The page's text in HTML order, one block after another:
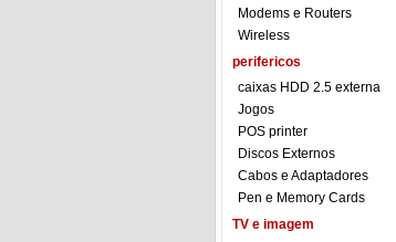
Modems e Routers
Wireless
perifericos
caixas HDD 2.5 externa
Jogos
POS printer
Discos Externos
Cabos e Adaptadores
Pen e Memory Cards
TV e imagem